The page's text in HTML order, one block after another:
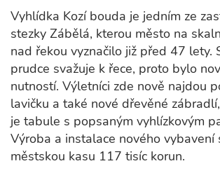
Vyhlídka Kozí bouda je jedním ze
stezky Zábělá, kterou město na
nad řekou vyznačilo již před 47 lety.
prudce svažuje k řece, proto bylo
nutností. Výletníci zde nově najdou
lavičku a také nové dřevěné
je tabule s popsaným vyhlízkovým
Výroba a instalace nového vybavení
městskou kasu 117 tisíc korun.